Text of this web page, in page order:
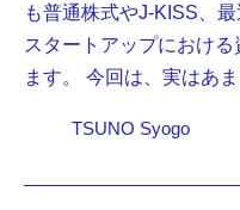
も普通株式やJ-KISS、
スタートアップにおけ
ます。 今回は、実はあ
TSUNO Syogo